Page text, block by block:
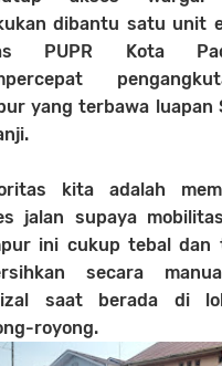
dibantu satu unit
PUPR Kota
yang terbawa luapan
kita adalah
jalan supaya
ini cukup tebal dan
secara
saat berada di
royong.